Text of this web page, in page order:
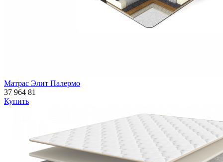
Матрас Элит Палермо
37 964 81
Купить